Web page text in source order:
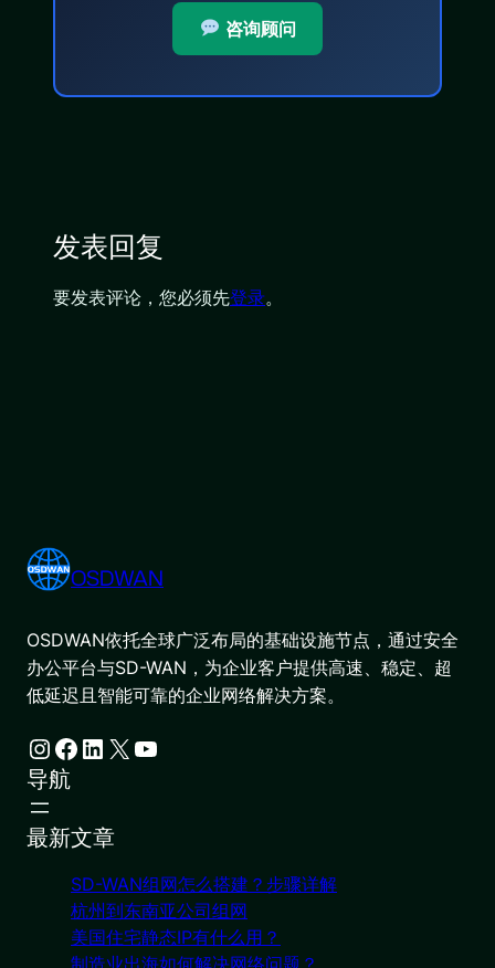
咨询顾问
发表回复
要发表评论，您必须先登录。
OSDWAN
OSDWAN依托全球广泛布局的基础设施节点，通过安全
办公平台与SD-WAN，为企业客户提供高速、稳定、超
低延迟且智能可靠的企业网络解决方案。
Instagram Facebook LinkedIn X YouTube
导航
最新文章
SD-WAN组网怎么搭建？步骤详解
杭州到东南亚公司组网
美国住宅静态IP有什么用？
制造业出海如何解决网络问题？